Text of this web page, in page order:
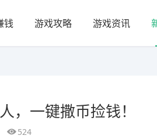
钱 游戏攻略 游戏资讯
，一键撒币捡钱！
524